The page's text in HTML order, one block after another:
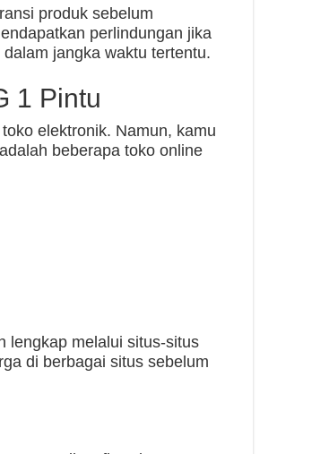
produk sebelum
perlindungan jika
jangka waktu tertentu.
1 Pintu
elektronik. Namun, kamu
beberapa toko online
lengkap melalui situs-situs
di berbagai situs sebelum